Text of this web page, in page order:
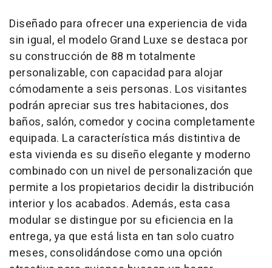
Diseñado para ofrecer una experiencia de vida
sin igual, el modelo Grand Luxe se destaca por
su construcción de 88 m totalmente
personalizable, con capacidad para alojar
cómodamente a seis personas. Los visitantes
podrán apreciar sus tres habitaciones, dos
baños, salón, comedor y cocina completamente
equipada. La característica más distintiva de
esta vivienda es su diseño elegante y moderno
combinado con un nivel de personalización que
permite a los propietarios decidir la distribución
interior y los acabados. Además, esta casa
modular se distingue por su eficiencia en la
entrega, ya que está lista en tan solo cuatro
meses, consolidándose como una opción